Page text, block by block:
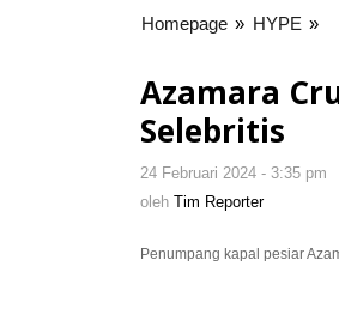
Homepage » HYPE »
di
Azamara
Selebritis
24 Februari 2024 - 3:35 pm
oleh Tim Reporter
Penumpang kapal pesiar